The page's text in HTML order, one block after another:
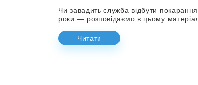
Чи завадить служба відбути
роки — розповідаємо в цьому
Читати